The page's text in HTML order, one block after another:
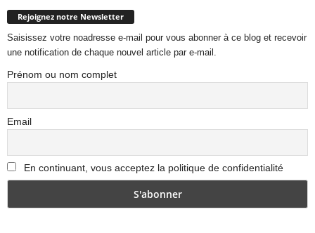
Rejoignez notre Newsletter
Saisissez votre noadresse e-mail pour vous abonner à ce blog et recevoir
une notification de chaque nouvel article par e-mail.
Prénom ou nom complet
Email
En continuant, vous acceptez la politique de confidentialité